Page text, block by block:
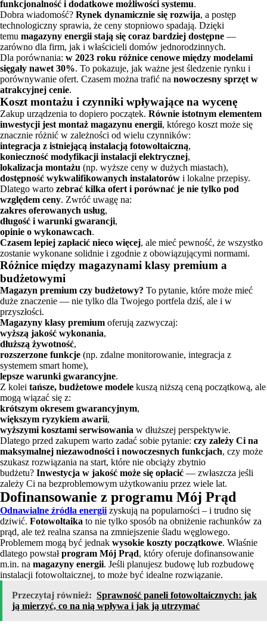
funkcjonalność i dodatkowe możliwości systemu.
Dobra wiadomość? Rynek dynamicznie się rozwija, a postęp
technologiczny sprawia, że ceny stopniowo spadają. Dzięki
temu magazyny energii stają się coraz bardziej dostępne —
zarówno dla firm, jak i właścicieli domów jednorodzinnych.
Dla porównania: w 2023 roku różnice cenowe między modelami
sięgały nawet 30%. To pokazuje, jak ważne jest śledzenie rynku i
porównywanie ofert. Czasem można trafić na nowoczesny sprzęt w
atrakcyjnej cenie.
Koszt montażu i czynniki wpływające na wycenę
Zakup urządzenia to dopiero początek. Równie istotnym elementem
inwestycji jest montaż magazynu energii, którego koszt może się
znacznie różnić w zależności od wielu czynników:
integracja z istniejącą instalacją fotowoltaiczną,
konieczność modyfikacji instalacji elektrycznej,
lokalizacja montażu (np. wyższe ceny w dużych miastach),
dostępność wykwalifikowanych instalatorów i lokalne przepisy.
Dlatego warto zebrać kilka ofert i porównać je nie tylko pod
względem ceny. Zwróć uwagę na:
zakres oferowanych usług,
długość i warunki gwarancji,
opinie o wykonawcach.
Czasem lepiej zapłacić nieco więcej, ale mieć pewność, że wszystko
zostanie wykonane solidnie i zgodnie z obowiązującymi normami.
Różnice między magazynami klasy premium a
budżetowymi
Magazyn premium czy budżetowy? To pytanie, które może mieć
duże znaczenie — nie tylko dla Twojego portfela dziś, ale i w
przyszłości.
Magazyny klasy premium oferują zazwyczaj:
wyższą jakość wykonania,
dłuższą żywotność,
rozszerzone funkcje (np. zdalne monitorowanie, integracja z
systemem smart home),
lepsze warunki gwarancyjne.
Z kolei tańsze, budżetowe modele kuszą niższą ceną początkową, ale
mogą wiązać się z:
krótszym okresem gwarancyjnym,
większym ryzykiem awarii,
wyższymi kosztami serwisowania w dłuższej perspektywie.
Dlatego przed zakupem warto zadać sobie pytanie: czy zależy Ci na
maksymalnej niezawodności i nowoczesnych funkcjach, czy może
szukasz rozwiązania na start, które nie obciąży zbytnio
budżetu? Inwestycja w jakość może się opłacić — zwłaszcza jeśli
zależy Ci na bezproblemowym użytkowaniu przez wiele lat.
Dofinansowanie z programu Mój Prąd
Odnawialne źródła energii zyskują na popularności – i trudno się
dziwić. Fotowoltaika to nie tylko sposób na obniżenie rachunków za
prąd, ale też realna szansa na zmniejszenie śladu węglowego.
Problemem mogą być jednak wysokie koszty początkowe. Właśnie
dlatego powstałprogram Mój Prąd, który oferuje dofinansowanie
m.in. na magazyny energii. Jeśli planujesz budowę lub rozbudowę
instalacji fotowoltaicznej, to może być idealne rozwiązanie.
Przeczytaj również: Sprawność paneli fotowoltaicznych: jak
ją mierzyć, co na nią wpływa i jak ją utrzymać